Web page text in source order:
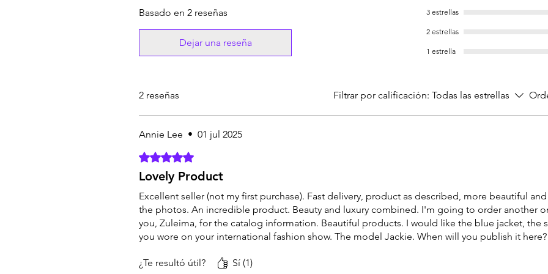
• Ala: 12 cm
• No coloque
Basado en 2 reseñas
Dejar una reseña
3 estrellas
2 estrellas
1 estrella
2 reseñas Filtrar por calificación: Todas las estrellas
Annie Lee • 01 jul 2025
Obtuvo 5 de 5 estrellas.
Lovely Product
Excellent seller (not my first purchase). Fast delivery, product as described, more beautiful
the photos. An incredible product. Beauty and luxury combined. I'm going to order another
you, Zuleima, for the catalog information. Beautiful products. I would like the blue jacket, the
you wore on your international fashion show. The model Jackie. When will you publish it here?
¿Te resultó útil? Sí (1)